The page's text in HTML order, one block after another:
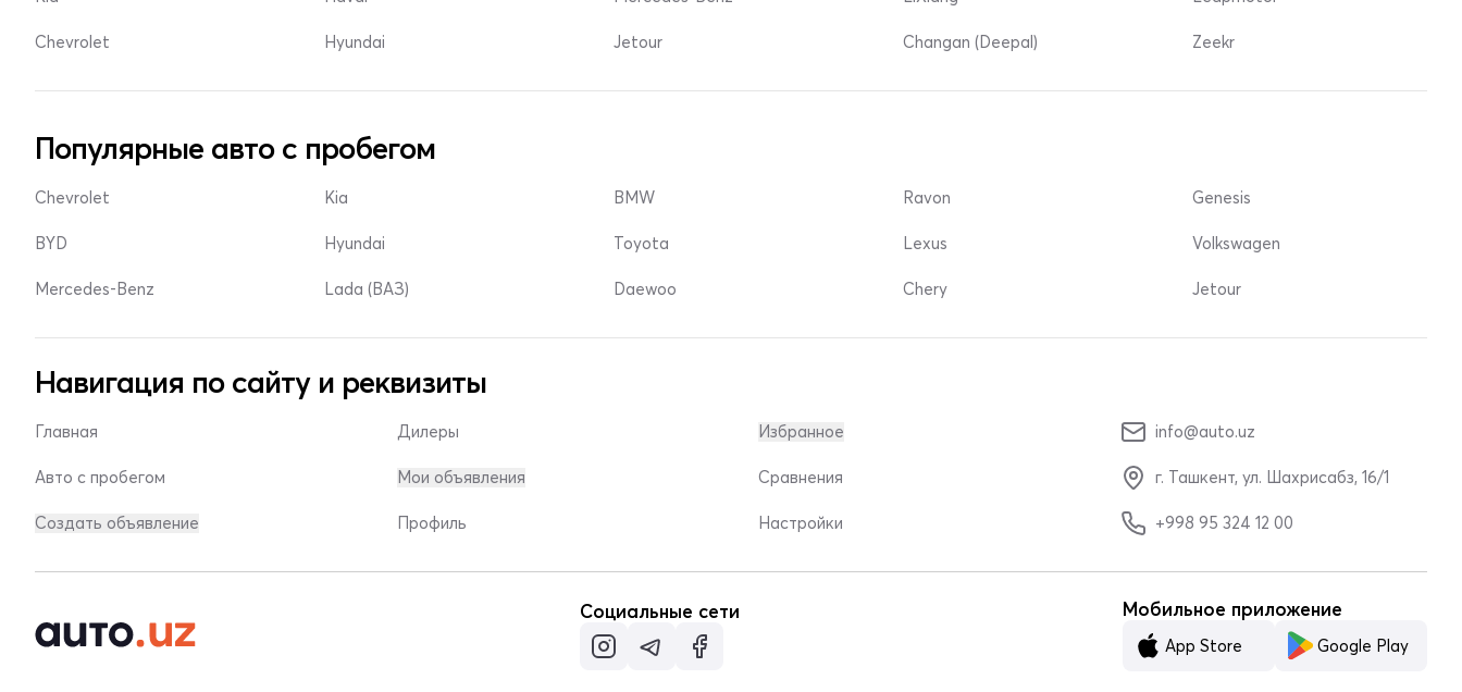
Chevrolet Hyundai Jetour Changan (Deepal) Zeekr
Популярные авто с пробегом
Chevrolet
BYD
Mercedes-Benz
Kia
Hyundai
Lada (ВАЗ)
BMW
Toyota
Daewoo
Ravon
Lexus
Chery
Genesis
Volkswagen
Jetour
Навигация по сайту и реквизиты
Главная
Авто с пробегом
Создать объявление
Дилеры
Мои объявления
Профиль
Избранное
Сравнения
Настройки
info@auto.uz
г. Ташкент, ул. Шахрисабз, 16/1
+998 95 324 12 00
Социальные сети Мобильное приложение
App Store Google Play